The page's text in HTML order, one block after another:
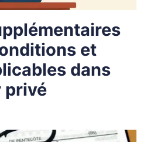
et
dans
privé